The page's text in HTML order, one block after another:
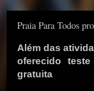
Praia Para Todos
Além das
oferecido
gratuita